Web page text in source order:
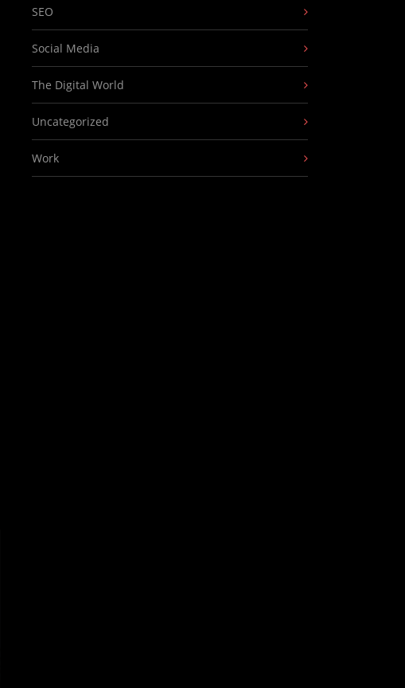
SEO
Social Media
The Digital World
Uncategorized
Work